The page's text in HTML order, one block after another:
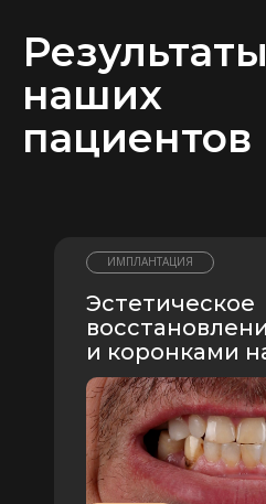
Результаты
наших
пациентов
Эстетическое
и коронками
ИМПЛАНТАЦИЯ